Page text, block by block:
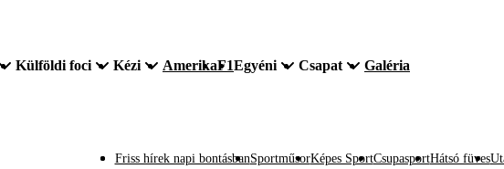
Külföldi foci Kézi AmerikaF1Egyéni Csapat Galéria
Friss hírek napi bontásbanSportműsorKépes SportCsupasportHátsó füves